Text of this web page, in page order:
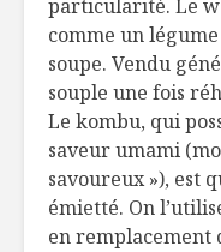
particularité. Le
comme un
soupe. Vendu
souple une fois
Le kombu, qui
saveur umami
savoureux »), est
émietté. On
en remplacement